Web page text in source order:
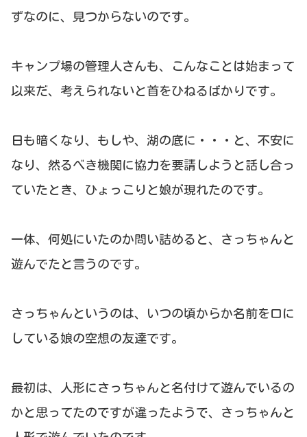
ずなのに、見つからないのです。
キャンプ場の管理人さんも、こんなことは始まって
以来だ、考えられないと首をひねるばかりです。
日も暗くなり、もしや、湖の底に・・・と、不安に
なり、然るべき機関に協力を要請しようと話し合っ
ていたとき、ひょっこりと娘が現れたのです。
一体、何処にいたのか問い詰めると、さっちゃんと
遊んでたと言うのです。
さっちゃんというのは、いつの頃からか名前を口に
している娘の空想の友達です。
最初は、人形にさっちゃんと名付けて遊んでいるの
かと思ってたのですが違ったようで、さっちゃんと